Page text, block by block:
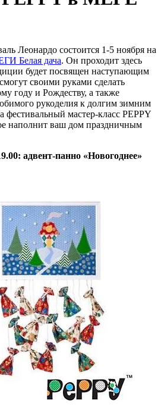
Леонардо состоится 1-5 ноября на
Белая дача. Он проходит здесь
будет посвящен наступающим
своими руками сделать
году и Рождеству, а также
рукоделия к долгим зимним
фестивальный мастер-класс PEPPY
наполнит ваш дом праздничным
адвент-панно «Новогоднее»